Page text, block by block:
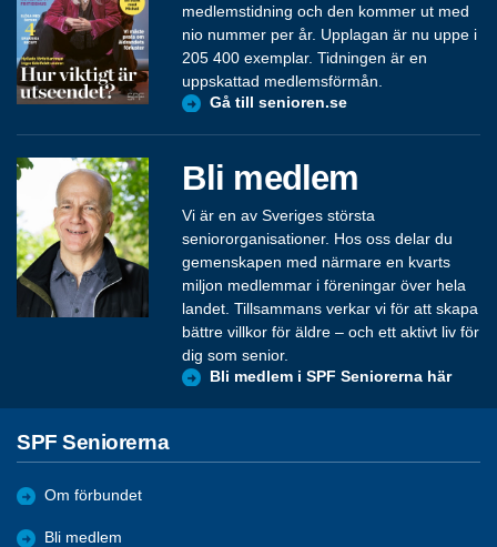
medlemstidning och den kommer ut med
nio nummer per år. Upplagan är nu uppe i
205 400 exemplar. Tidningen är en
uppskattad medlemsförmån.
Gå till senioren.se
Bli medlem
Vi är en av Sveriges största
seniororganisationer. Hos oss delar du
gemenskapen med närmare en kvarts
miljon medlemmar i föreningar över hela
landet. Tillsammans verkar vi för att skapa
bättre villkor för äldre – och ett aktivt liv för
dig som senior.
Bli medlem i SPF Seniorerna här
SPF Seniorerna
Om förbundet
Bli medlem